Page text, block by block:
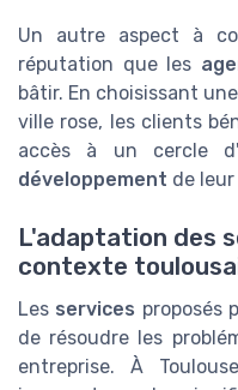
Un autre aspect à
réputation que les
bâtir. En choisissant
ville rose, les clients
accès à un cercle
développement de
L'adaptation des
contexte
Les services proposés
de résoudre les
entreprise. À